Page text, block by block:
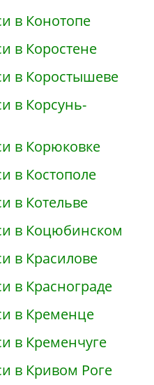
в Конотопе
в Коростене
в Коростышеве
в Корсунь-
в Корюковке
в Костополе
в Котельве
в Коцюбинском
в Красилове
в Краснограде
в Кременце
в Кременчуге
в Кривом Роге